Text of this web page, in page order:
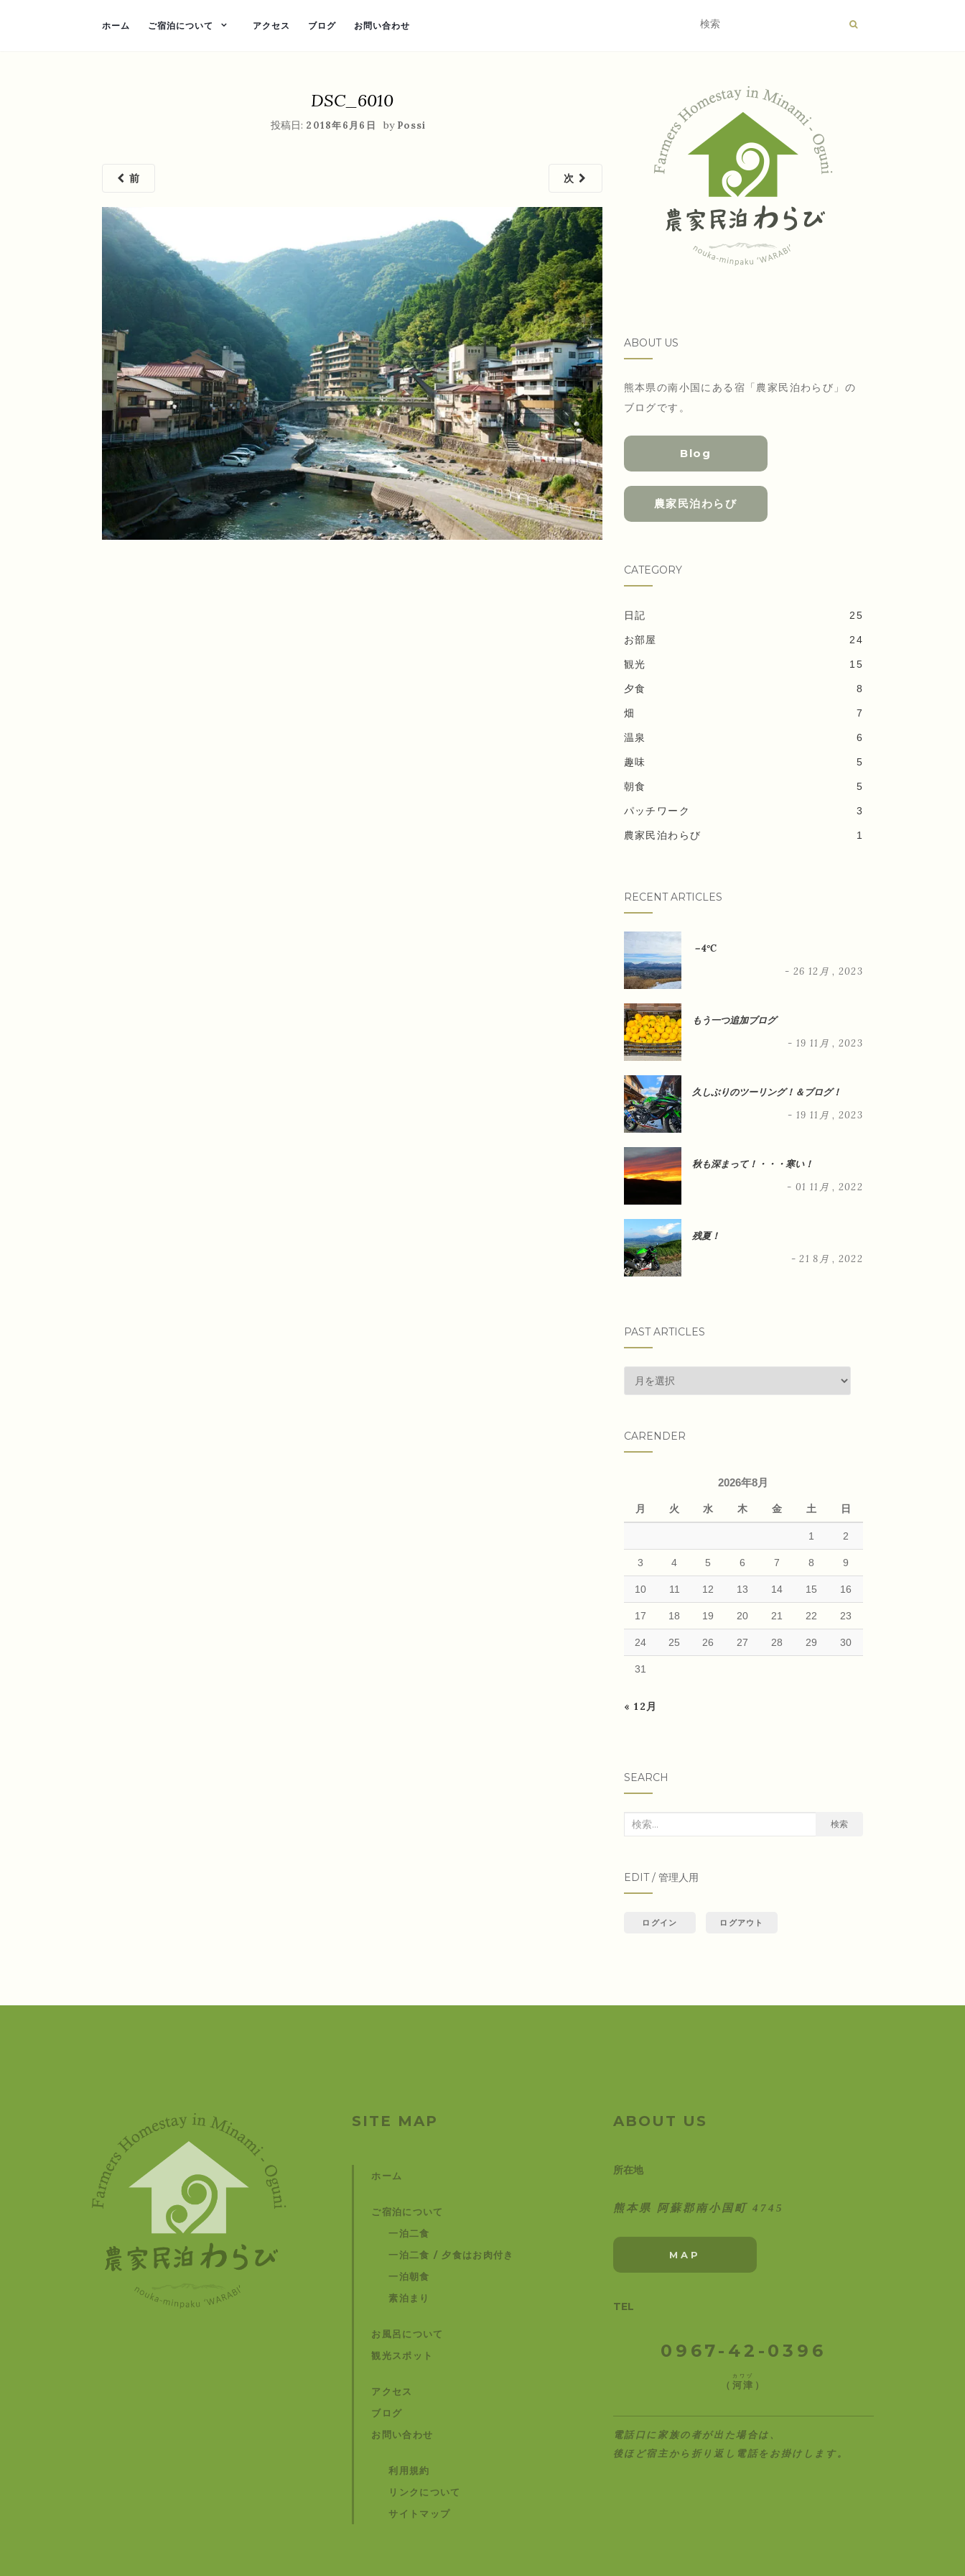
ホーム ご宿泊について アクセス ブログ お問い合わせ
DSC_6010
投稿日: 2018年6月6日 by Possi
前 次
ABOUT US
熊本県の南小国にある宿「農家民泊わらび」の
ブログです。
Blog
農家民泊わらび
CATEGORY
日記 25
お部屋 24
観光 15
夕食 8
畑 7
温泉 6
趣味 5
朝食 5
パッチワーク 3
農家民泊わらび 1
RECENT ARTICLES
－4°C
- 26 12月 , 2023
もう一つ追加ブログ
- 19 11月 , 2023
久しぶりのツーリング！＆ブログ！
- 19 11月 , 2023
秋も深まって！・・・寒い！
- 01 11月 , 2022
残夏！
- 21 8月 , 2022
PAST ARTICLES
past
articles
CARENDER
2026年8月
月 火 水 木 金 土 日
1 2
3 4 5 6 7 8 9
10 11 12 13 14 15 16
17 18 19 20 21 22 23
24 25 26 27 28 29 30
31
« 12月
SEARCH
検
象:
検索
EDIT / 管理人用
ログイン ログアウト
SITE MAP
ホーム
ご宿泊について
一泊二食
一泊二食 / 夕食はお肉付き
一泊朝食
素泊まり
お風呂について
観光スポット
アクセス
ブログ
お問い合わせ
利用規約
リンクについて
サイトマップ
ABOUT US
所在地
熊本県 阿蘇郡南小国町 4745
MAP
TEL
0967-42-0396
（ 河津
カワヅ
）
電話口に家族の者が出た場合は、
後ほど宿主から折り返し電話をお掛けします。